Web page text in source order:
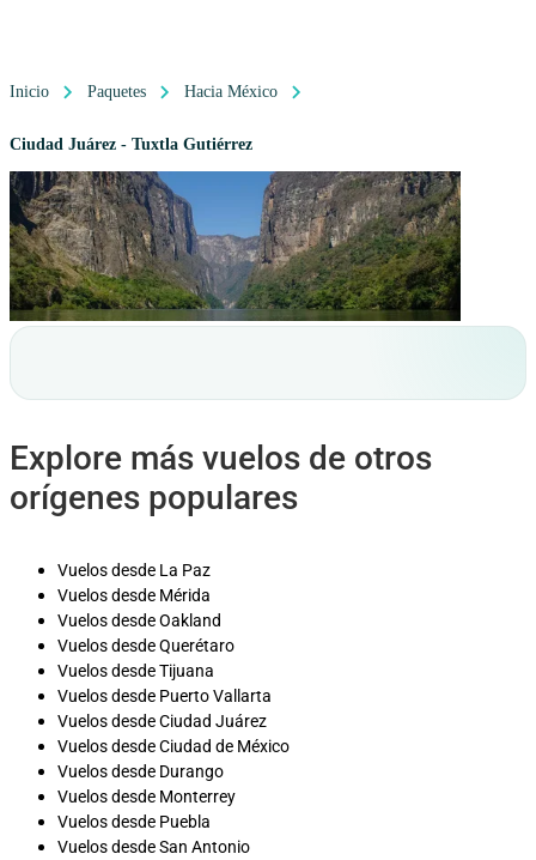
Inicio Paquetes Hacia México
Ciudad Juárez - Tuxtla Gutiérrez
Explore más vuelos de otros
orígenes populares
Vuelos desde La Paz
Vuelos desde Mérida
Vuelos desde Oakland
Vuelos desde Querétaro
Vuelos desde Tijuana
Vuelos desde Puerto Vallarta
Vuelos desde Ciudad Juárez
Vuelos desde Ciudad de México
Vuelos desde Durango
Vuelos desde Monterrey
Vuelos desde Puebla
Vuelos desde San Antonio